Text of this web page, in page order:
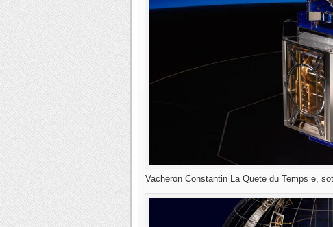
Vacheron Constantin La Quete du Temps e,